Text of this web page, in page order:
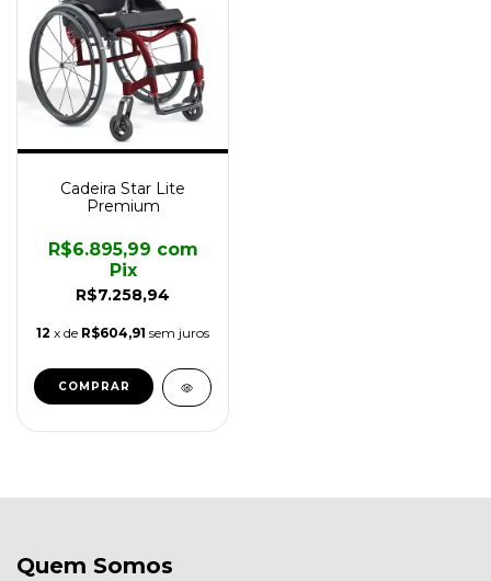
Cadeira Star Lite
Premium
R$7.258,94
R$6.895,99 com
Pix
12 x de R$604,91 sem juros
COMPRAR
Quem Somos